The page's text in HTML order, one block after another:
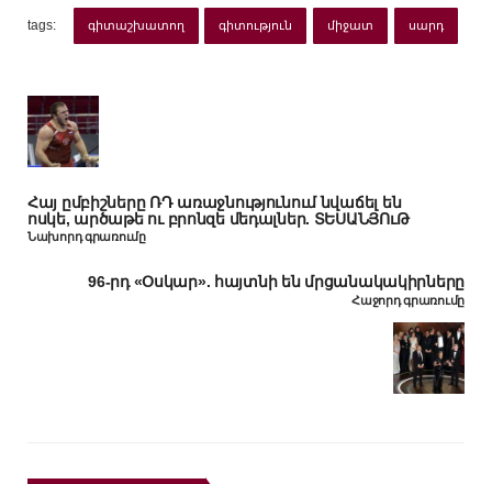
tags: գիտաշխատող գիտություն միջատ սարդ
Հայ ըմբիշները ՌԴ առաջնությունում նվաճել են
ոսկե, արծաթե ու բրոնզե մեդալներ. ՏԵՍԱՆՅՈւԹ
Նախորդ գրառումը
96-րդ «Օսկար». հայտնի են մրցանակակիրները
Հաջորդ գրառումը